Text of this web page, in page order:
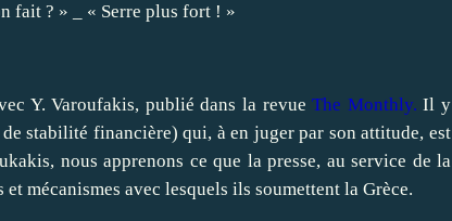
fait ? » _ « Serre plus fort ! »
Y. Varoufakis, publié dans la revue The Monthly. Il y
stabilité financière) qui, à en juger par son attitude, est
nous apprenons ce que la presse, au service de la
mécanismes avec lesquels ils soumettent la Grèce.